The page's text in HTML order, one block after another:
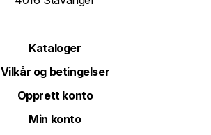
Kataloger
Vilkår og betingelser
Opprett konto
Min konto